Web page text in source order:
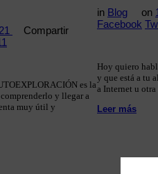
Compartir
es la
y llegar a
muy útil y
in Blog on
Facebook
Hoy quiero
y que está a tu
a Internet u
Leer más